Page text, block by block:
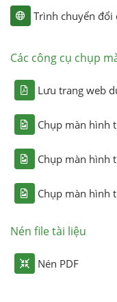
Trình chuyển đổi
Các công cụ chụp
Lưu trang web
Chụp màn hình
Chụp màn hình
Chụp màn hình
Nén file tài liệu
Nén PDF